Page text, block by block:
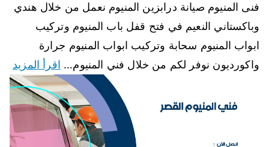
فنى المنيوم صيانة درابزين المنيوم نعمل من خلال هندي
وباكستاني النعيم في فتح قفل باب المنيوم وتركيب
ابواب المنيوم سحابة وتركيب ابواب المنيوم جرارة
واكورديون نوفر لكم من خلال فني المنيوم… اقرأ المزيد